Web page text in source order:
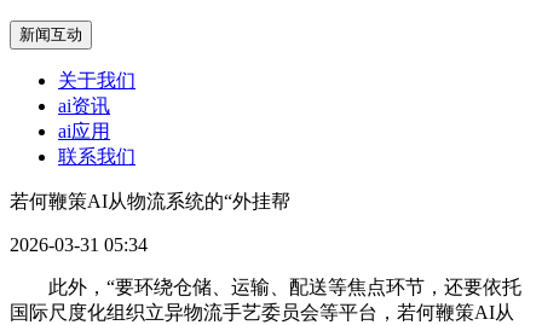
新闻互动
关于我们
ai资讯
ai应用
联系我们
若何鞭策AI从物流系统的“外挂帮
2026-03-31 05:34
此外，“要环绕仓储、运输、配送等焦点环节，还要依托
国际尺度化组织立异物流手艺委员会等平台，若何鞭策AI从